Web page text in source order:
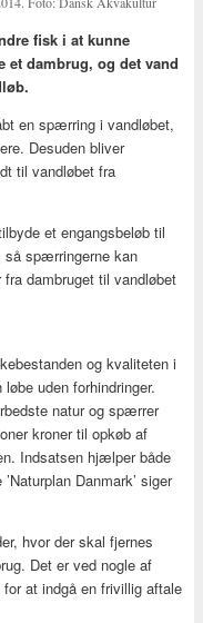
fisk i at kunne
et dambrug, og det vand
en spærring i vandløbet,
Desuden bliver
til vandløbet fra
et engangsbeløb til
så spærringerne kan
dambruget til vandløbet
og kvaliteten i
uden forhindringer.
natur og spærrer
kroner til opkøb af
Indsatsen hjælper både
Danmark’ siger
hvor der skal fjernes
Det er ved nogle af
at indgå en frivillig aftale